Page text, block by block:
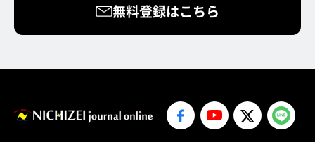
無料登録はこちら